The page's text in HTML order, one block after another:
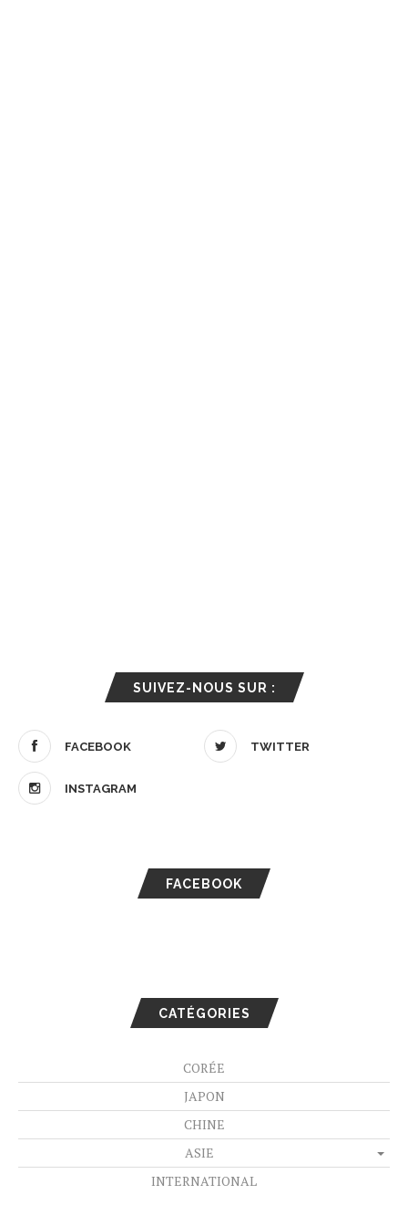
SUIVEZ-NOUS SUR :
FACEBOOK TWITTER
INSTAGRAM
FACEBOOK
CATÉGORIES
CORÉE
JAPON
CHINE
ASIE
INTERNATIONAL